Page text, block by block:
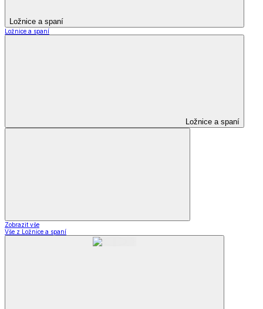
Ložnice a spaní
Ložnice a spaní
Ložnice a spaní
Zobrazit vše
Vše z Ložnice a spaní